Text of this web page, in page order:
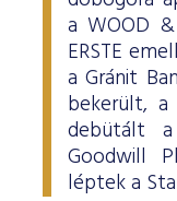
a WOOD
ERSTE
a Gránit
bekerült, a
debütált
Goodwill
léptek a